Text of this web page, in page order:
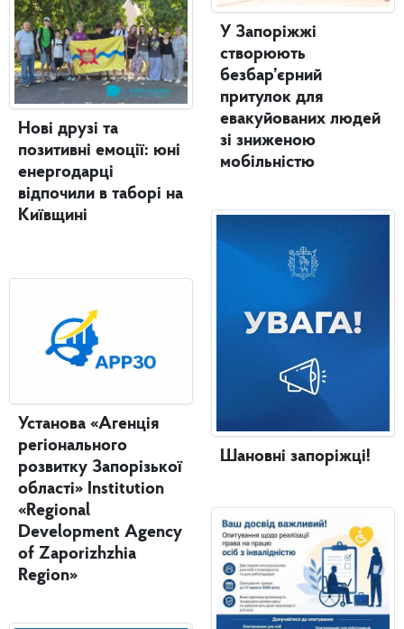
Нові друзі та
позитивні емоції: юні
енергодарці
відпочили в таборі на
Київщині
Установа «Агенція
регіонального
розвитку Запорізької
області» Institution
«Regional
Development Agency
of Zaporizhzhia
Region»
У Запоріжжі
створюють
безбар’єрний
притулок для
евакуйованих людей
зі зниженою
мобільністю
Шановні запоріжці!